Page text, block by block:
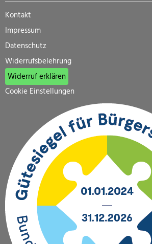
Kontakt
Impressum
Datenschutz
Widerrufsbelehrung
Widerruf erklären
Cookie Einstellungen